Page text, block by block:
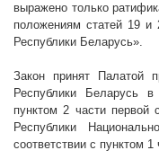
выражено только
положениям статей 19 и
Республики Беларусь».
Закон принят Палатой
Республики Беларусь
пунктом 2 части первой
Республики
соответствии с пунктом 1